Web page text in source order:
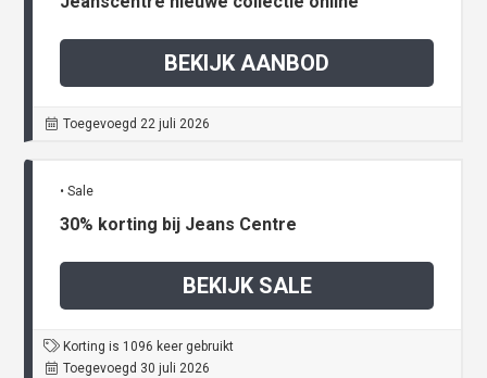
BEKIJK AANBOD
Toegevoegd 22 juli 2026
• Sale
30% korting bij Jeans Centre
BEKIJK SALE
Korting is 1096 keer gebruikt
Toegevoegd 30 juli 2026